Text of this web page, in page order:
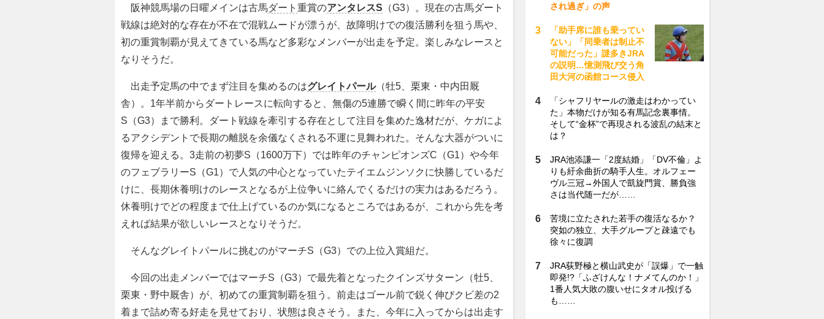
阪神競馬場の日曜メインは古馬ダート 重賞のアンタレスS （G3）。現在の古馬ダート
戦線は絶対的な存在が不在で混戦ムードが漂うが、故障明けでの復活勝利を狙う馬や、
初の重賞制覇が見えてきている馬など多彩なメンバーが出走を予定。楽しみなレースと
なりそうだ。
出走予定馬の中でまず注目を集めるのはグレイトパール（牡5、栗東・中内田厩
舎）。1年半前からダートレースに転向すると、無傷の5連勝で瞬く間に昨年の平安
S（G3）まで勝利。ダート戦線を牽引する存在として注目を集めた逸材だが、ケガによ
るアクシデントで長期の離脱を余儀なくされる不運に見舞われた。そんな大器がついに
復帰を迎える。3走前の初夢S（1600万下）では昨年のチャンピオンズC（G1）や今年
のフェブラリーS（G1）で人気の中心となっていたテイエムジンソクに快勝しているだ
けに、長期休養明けのレースとなるが上位争いに絡んでくるだけの実力はあるだろう。
休養明けでどの程度まで仕上げているのか気になるところではあるが、これから先を考
えれば結果が欲しいレースとなりそうだ。
そんなグレイトパールに挑むのがマーチS（G3）での上位入賞組だ。
今回の出走メンバーではマーチS（G3）で最先着となったクインズサターン（牡5、
栗東・野中厩舎）が、初めての重賞制覇を狙う。前走はゴール前で鋭く伸びクビ差の2
着まで詰め寄る好走を見せており、状態は良さそう。また、今年に入ってからは出走す
され過ぎ」の声
「助手席に誰も乗ってい
ない」「同乗者は制止不
可能だった」謎多きJRA
の説明…憶測飛び交う角
田大河の函館コース侵入
「シャフリヤールの激走はわかってい
た」本物だけが知る有馬記念裏事情。
そして“金杯”で再現される波乱の結末と
は？
JRA池添謙一「2度結婚」「DV不倫」よ
りも紆余曲折の騎手人生。オルフェー
ヴル三冠→外国人で凱旋門賞、勝負強
さは当代随一だが……
苦境に立たされた若手の復活なるか？
突如の独立、大手グループと疎遠でも
徐々に復調
JRA荻野極と横山武史が「誤爆」で一触
即発!?「ふざけんな！ナメてんのか！」
1番人気大敗の腹いせにタオル投げる
も……